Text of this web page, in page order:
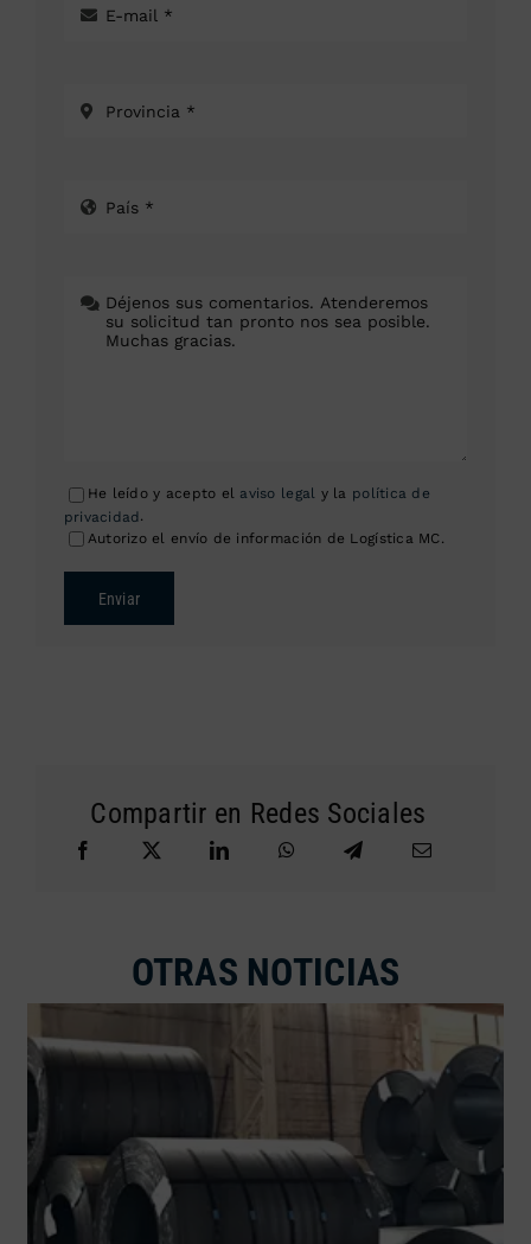
He leído y acepto el aviso legal y la política de
privacidad.
Autorizo el envío de información de Logística MC.
Enviar
Compartir en Redes Sociales
OTRAS NOTICIAS